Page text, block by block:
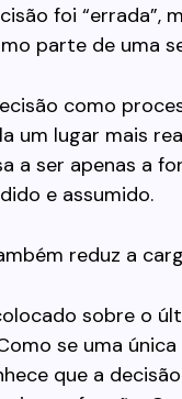
foi
parte de uma
como
um lugar mais
a ser apenas a
e assumido.
reduz a
sobre o
se uma
que a